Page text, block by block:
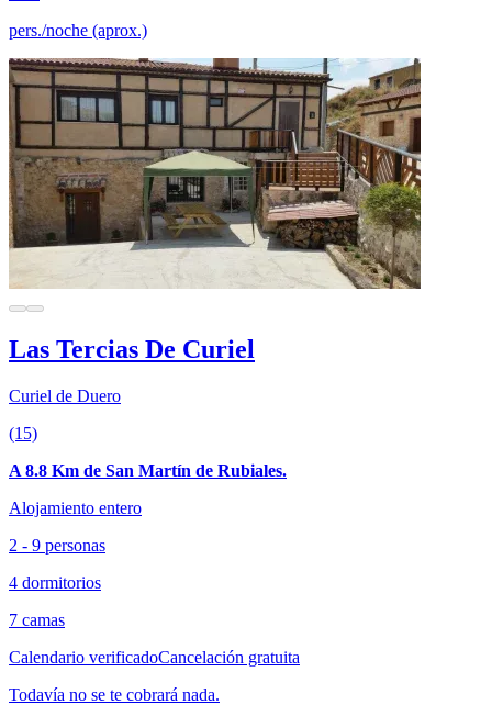
pers./noche (aprox.)
Las Tercias De Curiel
Curiel de Duero
(15)
A 8.8 Km de San Martín de Rubiales.
Alojamiento entero
2 - 9 personas
4 dormitorios
7 camas
Calendario verificadoCancelación gratuita
Todavía no se te cobrará nada.